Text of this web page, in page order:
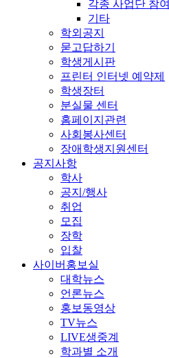
각종 사업단 참여
기타
학외공지
묻고답하기
학생게시판
프린터 인터넷 예약제
학생장터
분실물 센터
홈페이지관련
사회봉사센터
장애학생지원센터
공지사항
학사
공지/행사
취업
모집
장학
입찰
사이버홍보실
대학뉴스
언론뉴스
홍보동영상
TV뉴스
LIVE생중계
학과별 소개